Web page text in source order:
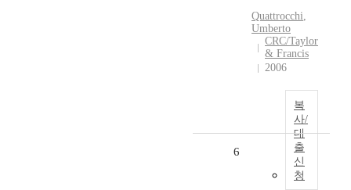
Quattrocchi,
Umberto
CRC/Taylor
& Francis
2006
복
사/
대
출
신
청
6